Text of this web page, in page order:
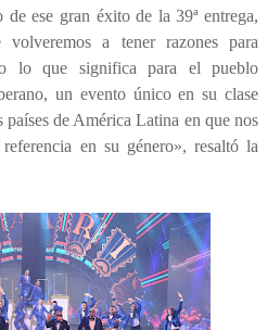
de ese gran éxito de la 39ª entrega,
a tener razones para
lo que significa para el pueblo
un evento único en su clase
de América Latina en que nos
en su género», resaltó la